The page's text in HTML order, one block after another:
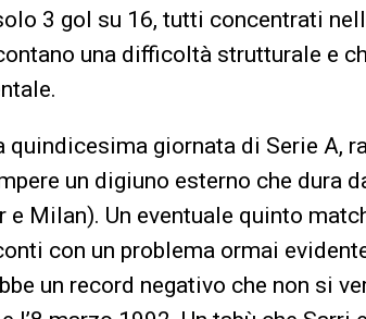
3 gol su 16, tutti concentrati
una difficoltà strutturale e
giornata di Serie A,
un digiuno esterno che dura
Milan). Un eventuale quinto
con un problema ormai
un record negativo che non si